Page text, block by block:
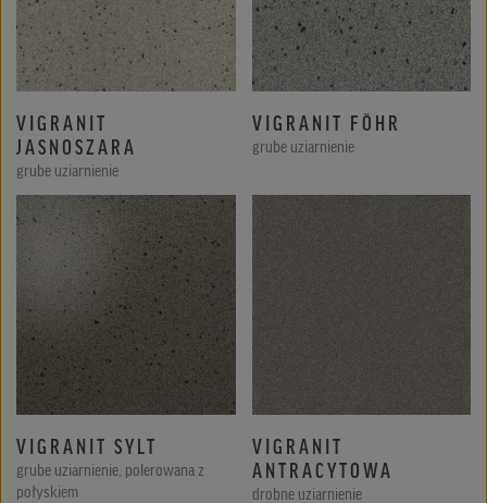
VIGRANIT
JASNOSZARA
grube uziarnienie
VIGRANIT FÖHR
grube uziarnienie
VIGRANIT SYLT
grube uziarnienie, polerowana z
połyskiem
VIGRANIT
ANTRACYTOWA
drobne uziarnienie